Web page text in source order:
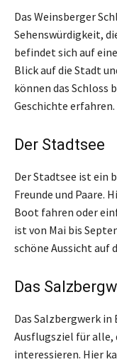
Das Weinsberger
Sehenswürdigkeit,
befindet sich auf
Blick auf die Stadt
können das Schloss
Geschichte erfahren.
Der Stadtsee
Der Stadtsee ist ein
Freunde und Paare.
Boot fahren oder
ist von Mai bis
schöne Aussicht auf
Das
Das Salzbergwerk
Ausflugsziel für alle,
interessieren. Hier